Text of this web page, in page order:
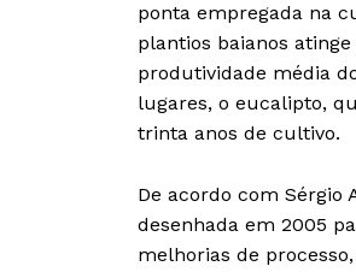
ponta empregada na
plantios baianos
produtividade média
lugares, o eucalipto,
trinta anos de cultivo.
De acordo com Sérgio
desenhada em 2005
melhorias de